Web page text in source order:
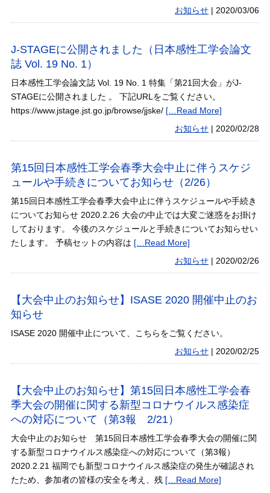
お知らせ |2020/03/06
J-STAGEに公開されました（日本感性工学会論文
誌 Vol. 19 No. 1）
日本感性工学会論文誌 Vol. 19 No. 1 特集「第21回大会」がJ-
STAGEに公開されました 。 下記URLをご覧ください。
https://www.jstage.jst.go.jp/browse/jjske/ […Read More]
お知らせ |2020/02/28
第15回日本感性工学会春季大会中止に伴うスケジ
ュールや手続きについてお知らせ（2/26）
第15回日本感性工学会春季大会中止に伴うスケジュールや手続き
についてお知らせ 2020.2.26 大会の中止では大変ご迷惑をお掛け
しております。 今後のスケジュールと手続きについてお知らせい
たします。 予稿セットの内容は […Read More]
お知らせ |2020/02/26
【大会中止のお知らせ】ISASE 2020 開催中止のお
知らせ
ISASE 2020 開催中止について、こちらをご覧ください。
お知らせ |2020/02/25
【大会中止のお知らせ】第15回日本感性工学会春
季大会の開催に関する新型コロナウイルス感染症
への対応について（第3報 2/21）
大会中止のお知らせ 第15回日本感性工学会春季大会の開催に関
する新型コロナウイルス感染症への対応について（第3報）
2020.2.21 福岡でも新型コロナウイルス感染症の発生が確認され
たため、参加者の皆様の安全を考え、残 […Read More]